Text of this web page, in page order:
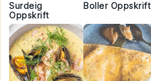
Surdeig
Oppskrift
Boller Oppskrift